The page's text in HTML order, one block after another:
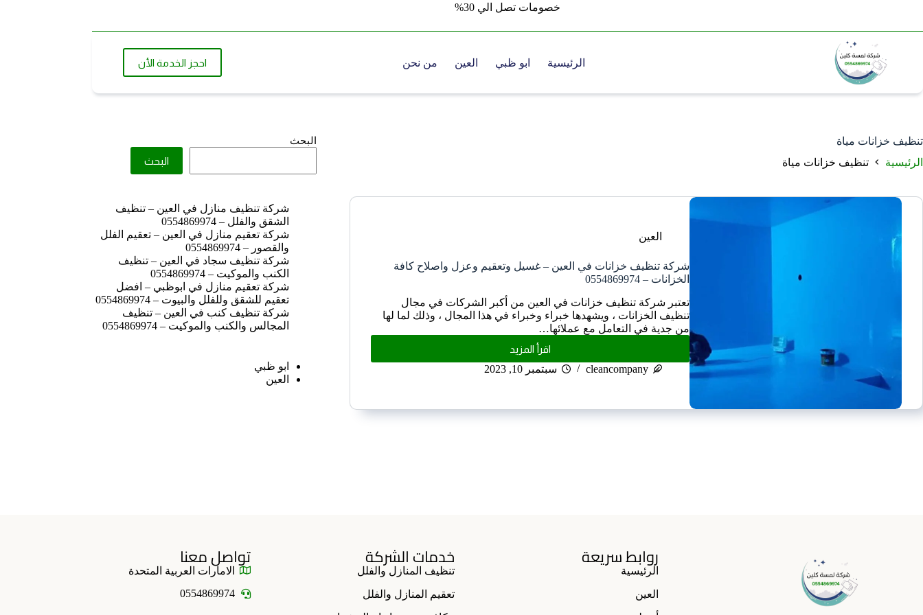
خصومات تصل الي 30%
الرئيسية ابو ظبي العين من نحن احجز الخدمة الأن
تنظيف خزانات مياة
الرئيسية
تنظيف خزانات مياة
العين
شركة تنظيف خزانات في العين – غسيل وتعقيم وعزل واصلاح كافة
الخزانات – 0554869974
تعتبر شركة تنظيف خزانات في العين من أكبر الشركات في مجال
تنظيف الخزانات ، ويشهدها خبراء وخبراء في هذا المجال ، وذلك لما لها
من جدية في التعامل مع عملائها…
اقرأ المزيد
cleancompany
سبتمبر 10, 2023
البحث
البحث
شركة تنظيف منازل في العين – تنظيف
الشقق والفلل – 0554869974
شركة تعقيم منازل في العين – تعقيم الفلل
والقصور – 0554869974
شركة تنظيف سجاد في العين – تنظيف
الكنب والموكيت – 0554869974
شركة تعقيم منازل في ابوظبي – افضل
تعقيم للشقق وللفلل والبيوت – 0554869974
شركة تنظيف كنب في العين – تنظيف
المجالس والكنب والموكيت – 0554869974
ابو ظبي
العين
روابط سريعة
الرئيسية
العين
خدمات الشركة
تنظيف المنازل والفلل
تعقيم المنازل والفلل
تواصل معنا
الامارات العربية المتحدة
0554869974